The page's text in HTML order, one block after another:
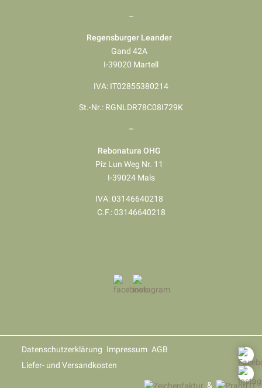
–
Regensburger Leander
Gand 42A
I-39020 Martell
IVA: IT02855380214
St.-Nr.: RGNLDR78C08I729K
–
Rebonatura OHG
Piz Lun Weg Nr. 11
I-39024 Mals
IVA: 03146640218
​​​​​​​C.F.: 03146640218
Datenschutzerklärung Impressum AGB
Liefer- und Versandkosten
&